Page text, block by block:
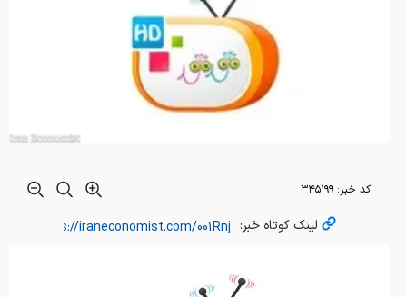
کد خبر: ۳۴۵۱۹۹
لینک کوتاه خبر: